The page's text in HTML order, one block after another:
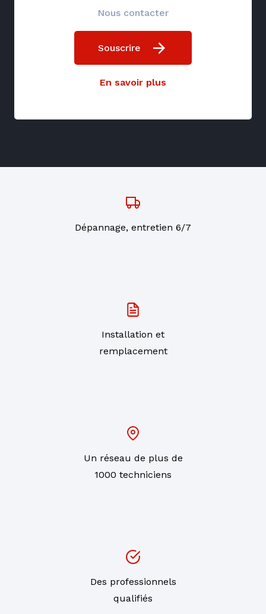
Nous contacter
Souscrire
En savoir plus
Dépannage, entretien 6/7
Installation et
remplacement
Un réseau de plus de
1000 techniciens
Des professionnels
qualifiés